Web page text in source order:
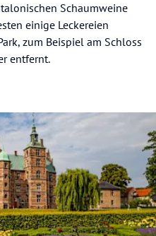
Schaumweine
einige Leckereien
zum Beispiel am Schloss
entfernt.